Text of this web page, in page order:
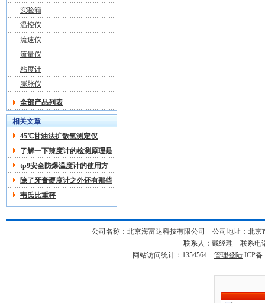
实验箱
温控仪
流速仪
流量仪
粘度计
膨胀仪
全部产品列表
相关文章
45℃甘油法扩散氢测定仪
了解一下辣度计的检测原理是
什么
tp9安全防爆温度计的使用方
法及注意事项
除了牙膏硬度计之外还有那些
关于硬度计的分类
韦氏比重秤
公司名称：北京海富达科技有限公司 公司地址：北
联系人：戴经理 联系电
网站访问统计：1354564 管理登陆 ICP备